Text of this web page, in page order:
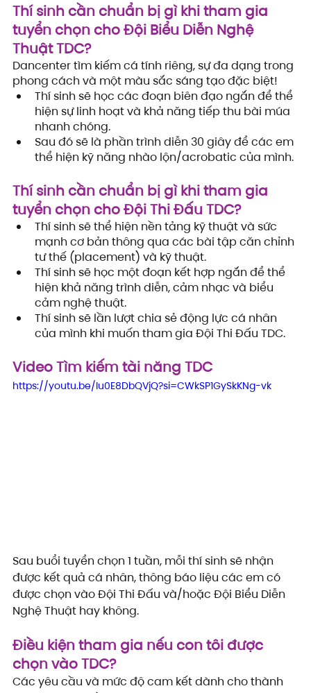
Thí sinh cần chuẩn bị gì khi tham gia
tuyển chọn cho Đội Biểu Diễn Nghệ
Thuật TDC?
Dancenter tìm kiếm cá tính riêng, sự đa dạng trong
phong cách và một màu sắc sáng tạo đặc biệt!
Thí sinh sẽ học các đoạn biên đạo ngắn để thể
hiện sự linh hoạt và khả năng tiếp thu bài múa
nhanh chóng.
Sau đó sẽ là phần trình diễn 30 giây để các em
thể hiện kỹ năng nhào lộn/acrobatic của mình.
Thí sinh cần chuẩn bị gì khi tham gia
tuyển chọn cho Đội Thi Đấu TDC?
Thí sinh sẽ thể hiện nền tảng kỹ thuật và sức
mạnh cơ bản thông qua các bài tập căn chỉnh
tư thế (placement) và kỹ thuật.
Thí sinh sẽ học một đoạn kết hợp ngắn để thể
hiện khả năng trình diễn, cảm nhạc và biểu
cảm nghệ thuật.
Thí sinh sẽ lần lượt chia sẻ động lực cá nhân
của mình khi muốn tham gia Đội Thi Đấu TDC.
Video Tìm kiếm tài năng TDC
https://youtu.be/Iu0E8DbQVjQ?si=CWkSP1GySkKNg-vk
Sau buổi tuyển chọn 1 tuần, mỗi thí sinh sẽ nhận
được kết quả cá nhân, thông báo liệu các em có
được chọn vào Đội Thi Đấu và/hoặc Đội Biểu Diễn
Nghệ Thuật hay không.
Điều kiện tham gia nếu con tôi được
chọn vào TDC?
Các yêu cầu và mức độ cam kết dành cho thành